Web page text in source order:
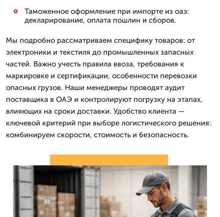
Таможенное оформление при импорте из оаэ:
декларирование, оплата пошлин и сборов.
Мы подробно рассматриваем специфику товаров: от
электроники и текстиля до промышленных запасных
частей. Важно учесть правила ввоза, требования к
маркировке и сертификации, особенности перевозки
опасных грузов. Наши менеджеры проводят аудит
поставщика в ОАЭ и контролируют погрузку на этапах,
влияющих на сроки доставки. Удобство клиента —
ключевой критерий при выборе логистического решения:
комбинируем скорости, стоимость и безопасность.